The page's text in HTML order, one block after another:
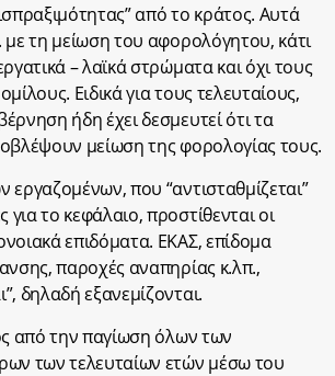
από το κράτος. Αυτά
με τη μείωση του αφορολόγητου, κάτι
– λαϊκά στρώματα και όχι τους
Ειδικά για τους τελευταίους,
ήδη έχει δεσμευτεί ότι τα
μείωση της φορολογίας τους.
εργαζομένων, που “αντισταθμίζεται”
το κεφάλαιο, προστίθενται οι
επιδόματα. ΕΚΑΣ, επίδομα
παροχές αναπηρίας κ.λπ.,
δηλαδή εξανεμίζονται.
από την παγίωση όλων των
των τελευταίων ετών μέσω του